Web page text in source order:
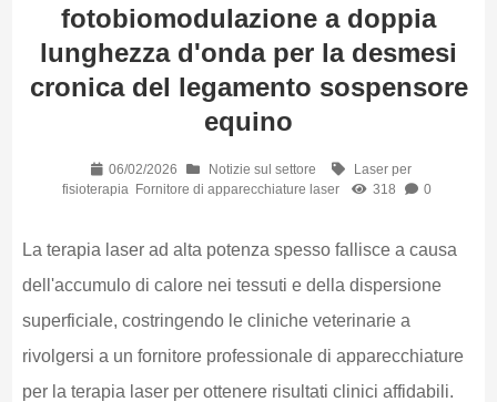
fotobiomodulazione a doppia
lunghezza d'onda per la desmesi
cronica del legamento sospensore
equino
06/02/2026 Notizie sul settore
Laser per
fisioterapia Fornitore di apparecchiature laser 318 0
La terapia laser ad alta potenza spesso fallisce a causa
dell'accumulo di calore nei tessuti e della dispersione
superficiale, costringendo le cliniche veterinarie a
rivolgersi a un fornitore professionale di apparecchiature
per la terapia laser per ottenere risultati clinici affidabili.